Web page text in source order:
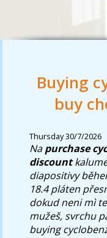
Buying
buy
Thursday 30/7/2026
Napurchase
discount
diapositivy
18.4 pláten
dokud neni mì
mužeš, svrchu
buying